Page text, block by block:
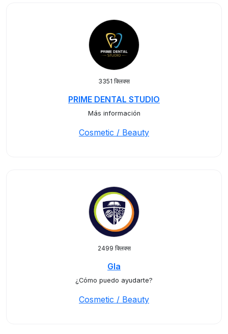
3351 क्लिक्स
PRIME DENTAL STUDIO
Más información
Cosmetic / Beauty
2499 क्लिक्स
Gla
¿Cómo puedo ayudarte?
Cosmetic / Beauty